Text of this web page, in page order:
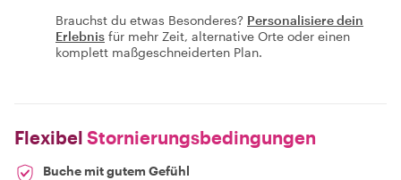
Brauchst du etwas Besonderes? Personalisiere dein
Erlebnis für mehr Zeit, alternative Orte oder einen
komplett maßgeschneiderten Plan.
Flexibel Stornierungsbedingungen
Buche mit gutem Gefühl